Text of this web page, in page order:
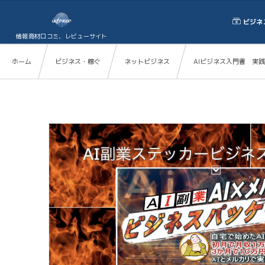
情報商材口コミ、レビューサイト
ビジネ
ホーム ビジネス・稼ぐ ネットビジネス AIビジネス入門書 実